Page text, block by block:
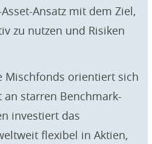
Ansatz mit dem Ziel,
zu nutzen und Risiken
Mischfonds orientiert sich
an starren Benchmark-
investiert das
flexibel in Aktien,